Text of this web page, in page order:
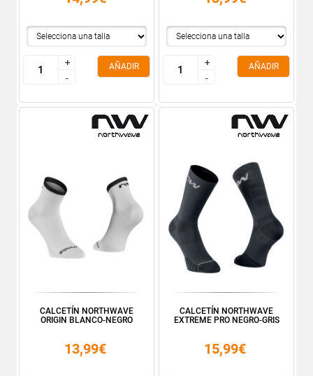
+
-
+
-
AÑADIR
+
-
+
-
AÑADIR
CALCETÍN NORTHWAVE
ORIGIN BLANCO-NEGRO
13,99€
CALCETÍN NORTHWAVE
EXTREME PRO NEGRO-GRIS
15,99€